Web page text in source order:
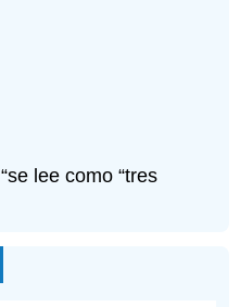
“se lee como “tres